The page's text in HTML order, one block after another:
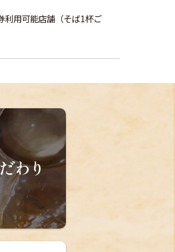
利用可能店舗（そば1杯ご